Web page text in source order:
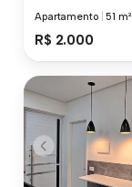
Apartamento |51 m²
R$ 2.000